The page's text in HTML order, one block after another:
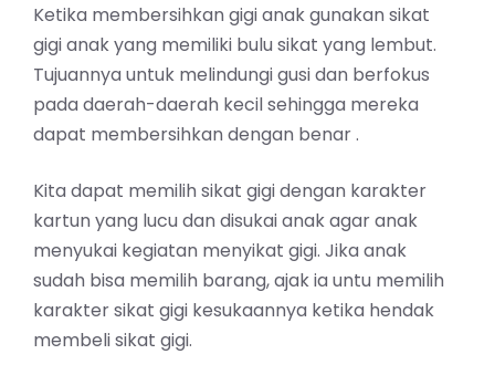
Ketika membersihkan gigi anak gunakan sikat
gigi anak yang memiliki bulu sikat yang lembut.
Tujuannya untuk melindungi gusi dan berfokus
pada daerah-daerah kecil sehingga mereka
dapat membersihkan dengan benar .
Kita dapat memilih sikat gigi dengan karakter
kartun yang lucu dan disukai anak agar anak
menyukai kegiatan menyikat gigi. Jika anak
sudah bisa memilih barang, ajak ia untu memilih
karakter sikat gigi kesukaannya ketika hendak
membeli sikat gigi.